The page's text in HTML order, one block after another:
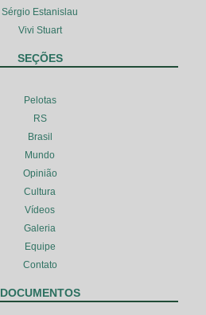
Sérgio Estanislau
Vivi Stuart
SEÇÕES
Pelotas
RS
Brasil
Mundo
Opinião
Cultura
Vídeos
Galeria
Equipe
Contato
DOCUMENTOS